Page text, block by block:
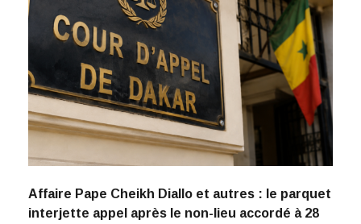
Affaire Pape Cheikh Diallo et autres : le parquet
interjette appel après le non-lieu accordé à 28